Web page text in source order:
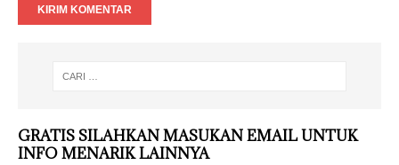
GRATIS SILAHKAN MASUKAN EMAIL UNTUK
INFO MENARIK LAINNYA